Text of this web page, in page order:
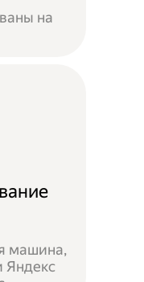
на
машина,
Яндекс